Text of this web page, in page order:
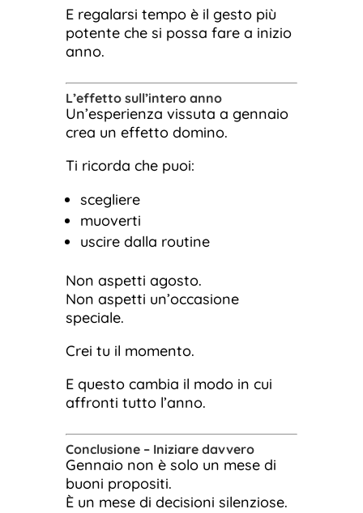
E regalarsi tempo è il gesto più
potente che si possa fare a inizio
anno.
L’effetto sull’intero anno
Un’esperienza vissuta a gennaio
crea un effetto domino.
Ti ricorda che puoi:
scegliere
muoverti
uscire dalla routine
Non aspetti agosto.
Non aspetti un’occasione
speciale.
Crei tu il momento.
E questo cambia il modo in cui
affronti tutto l’anno.
Conclusione – Iniziare davvero
Gennaio non è solo un mese di
buoni propositi.
È un mese di decisioni silenziose.